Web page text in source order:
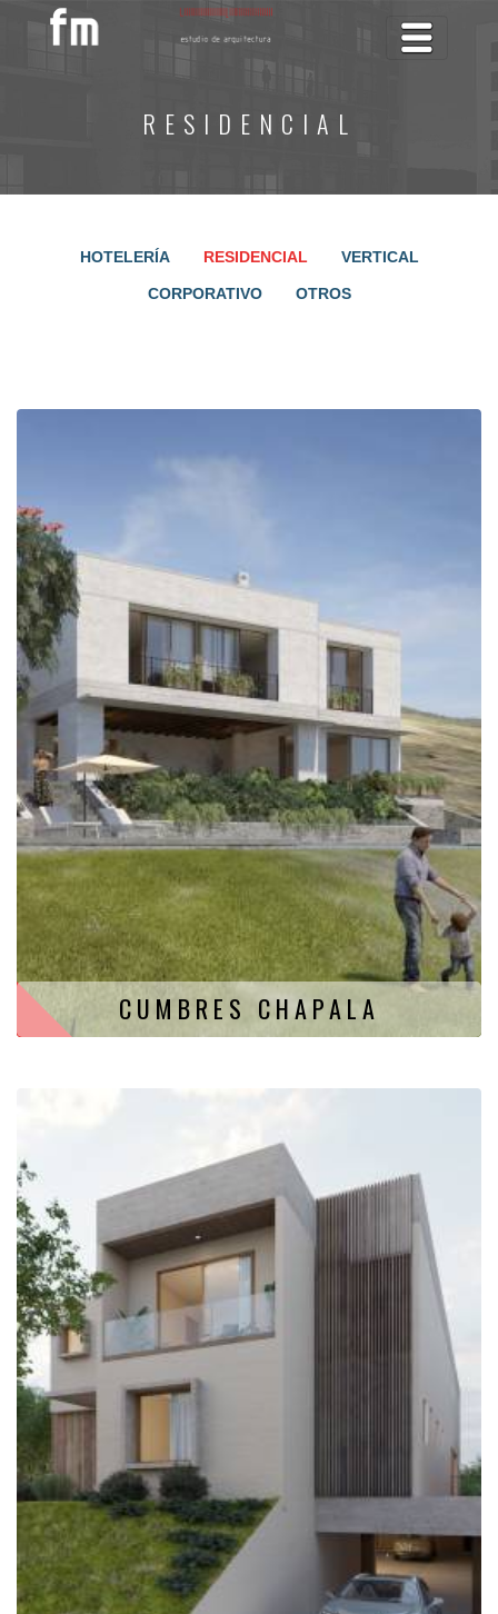
Toggle
RESIDENCIAL
HOTELERÍA RESIDENCIAL VERTICAL
CORPORATIVO OTROS
CUMBRES CHAPALA